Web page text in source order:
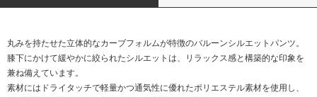
丸みを持たせた立体的なカーブフォルムが特徴のバルーンシルエットパンツ。
膝下にかけて緩やかに絞られたシルエットは、リラックス感と構築的な印象を
兼ね備えています。
素材にはドライタッチで軽量かつ通気性に優れたポリエステル素材を使用し、